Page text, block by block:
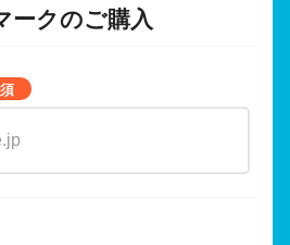
ークのご購入